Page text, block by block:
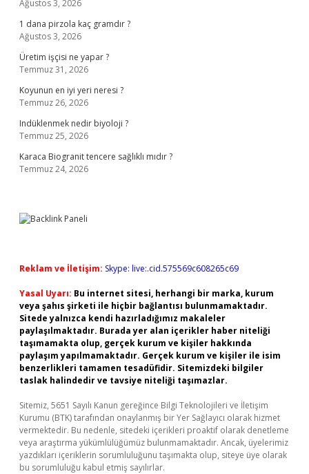
Ağustos 3, 2026
1 dana pirzola kaç gramdır ?
Ağustos 3, 2026
Üretim işçisi ne yapar ?
Temmuz 31, 2026
Koyunun en iyi yeri neresi ?
Temmuz 26, 2026
Indüklenmek nedir biyoloji ?
Temmuz 25, 2026
Karaca Biogranit tencere sağlıklı mıdır ?
Temmuz 24, 2026
Reklam ve İletişim: Skype: live:.cid.575569c608265c69
Yasal Uyarı: Bu internet sitesi, herhangi bir marka, kurum
veya şahıs şirketi ile hiçbir bağlantısı bulunmamaktadır.
Sitede yalnızca kendi hazırladığımız makaleler
paylaşılmaktadır. Burada yer alan içerikler haber niteliği
taşımamakta olup, gerçek kurum ve kişiler hakkında
paylaşım yapılmamaktadır. Gerçek kurum ve kişiler ile isim
benzerlikleri tamamen tesadüfidir. Sitemizdeki bilgiler
taslak halindedir ve tavsiye niteliği taşımazlar.
Sitemiz, 5651 Sayılı Kanun gereğince Bilgi Teknolojileri ve İletişim
Kurumu (BTK) tarafından onaylanmış bir Yer Sağlayıcı olarak hizmet
vermektedir. Bu nedenle, sitedeki içerikleri proaktif olarak denetleme
veya araştırma yükümlülüğümüz bulunmamaktadır. Ancak, üyelerimiz
yazdıkları içeriklerin sorumluluğunu taşımakta olup, siteye üye olarak
bu sorumluluğu kabul etmiş sayılırlar.